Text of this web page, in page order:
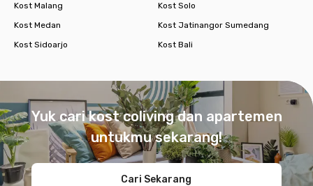
Kost Malang
Kost Solo
Kost Medan
Kost Jatinangor Sumedang
Kost Sidoarjo
Kost Bali
Yuk cari kost coliving dan apartemen
untukmu sekarang!
Cari Sekarang